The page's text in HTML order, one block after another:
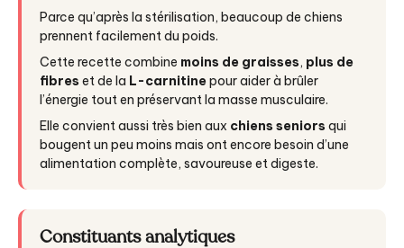
Parce qu’après la stérilisation, beaucoup de chiens
prennent facilement du poids.
Cette recette combine moins de graisses, plus de
fibres et de la L-carnitinepour aider à brûler
l’énergie tout en préservant la masse musculaire.
Elle convient aussi très bien aux chiens seniors qui
bougent un peu moins mais ont encore besoin d’une
alimentation complète, savoureuse et digeste.
Constituants analytiques